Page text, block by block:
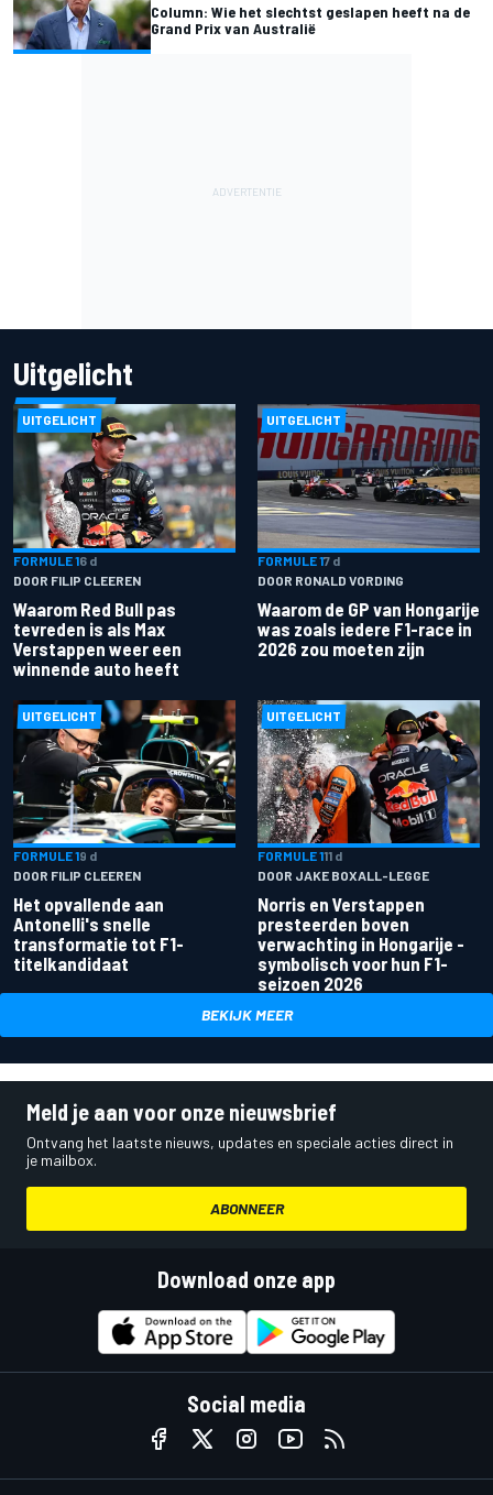
Column: Wie het slechtst geslapen heeft na de
Grand Prix van Australië
Uitgelicht
UITGELICHT
FORMULE 16 d
DOOR FILIP CLEEREN
Waarom Red Bull pas
tevreden is als Max
Verstappen weer een
winnende auto heeft
UITGELICHT
FORMULE 17 d
DOOR RONALD VORDING
Waarom de GP van Hongarije
was zoals iedere F1-race in
2026 zou moeten zijn
UITGELICHT
FORMULE 19 d
DOOR FILIP CLEEREN
Het opvallende aan
Antonelli's snelle
transformatie tot F1-
titelkandidaat
UITGELICHT
FORMULE 111 d
DOOR JAKE BOXALL-LEGGE
Norris en Verstappen
presteerden boven
verwachting in Hongarije -
symbolisch voor hun F1-
seizoen 2026
BEKIJK MEER
Meld je aan voor onze nieuwsbrief
Ontvang het laatste nieuws, updates en speciale acties direct in
je mailbox.
ABONNEER
Download onze app
Social media